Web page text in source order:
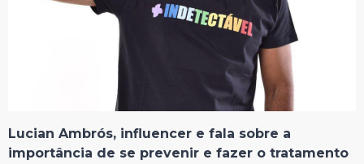
Lucian Ambrós, influencer e fala sobre a
importância de se prevenir e fazer o tratamento